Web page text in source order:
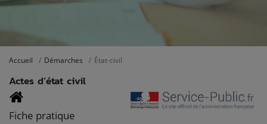
Accueil Démarches État-civil
Actes d’état civil
Fiche pratique